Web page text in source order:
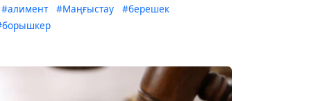
#алимент #Маңғыстау
#берешек